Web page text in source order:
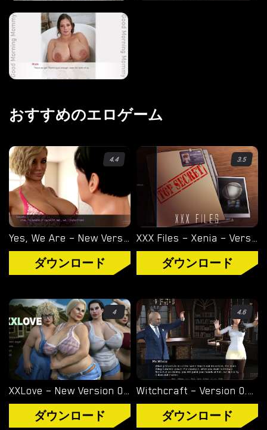
PC ポルノ ゲーム
モバイル ポルノ ゲーム
ポルノゲーム APK
ブログ
タグ
ゲームエンジン
RENPY
RUFFLE
カテゴリー
3D
BDSM
ヘンタイ
熟女
おすすめのエロゲーム
4.4
Yes, We Are – New Version 4 [TeamOfOne]
ダウンロード
3.5
XXX Files – Xenia – Version 1.0 (Full Game) [FutaDomWorld]
ダウンロード
4
XXLove – New Version 0.8 [CHAIXAS-GAMES]
ダウンロード
4.6
Witchcraft – Version 0.9.8p – Added Android Port [Red Silhouette]
ダウンロード